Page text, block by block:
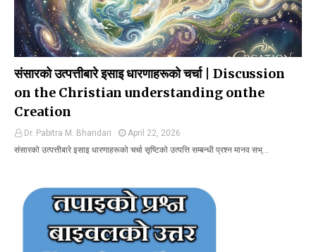
संसारको उत्पत्तीबारे इसाइ धारणाहरूको चर्चा | Discussion
on the Christian understanding onthe
Creation
Dr. Pabitra M. Bhandari
April 22, 2026
संसारको उत्पत्तीबारे इसाइ धारणाहरूको चर्चा सृष्टिको उत्पत्ति सम्बन्धी प्रश्न मानव सभ्…